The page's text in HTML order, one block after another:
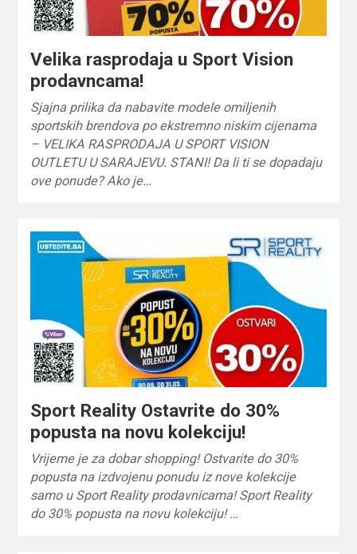
Velika rasprodaja u Sport Vision
prodavncama!
Sjajna prilika da nabavite modele omiljenih
sportskih brendova po ekstremno niskim cijenama
– VELIKA RASPRODAJA U SPORT VISION
OUTLETU U SARAJEVU. STANI! Da li ti se dopadaju
ove ponude? Ako je…
Sport Reality Ostavrite do 30%
popusta na novu kolekciju!
Vrijeme je za dobar shopping! Ostvarite do 30%
popusta na izdvojenu ponudu iz nove kolekcije
samo u Sport Reality prodavnicama! Sport Reality
do 30% popusta na novu kolekciju! …